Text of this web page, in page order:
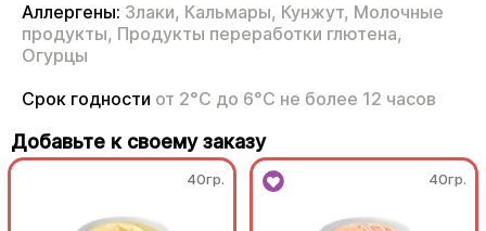
Аллергены: Злаки, Кальмары, Кунжут, Молочные
продукты, Продукты переработки глютена,
Огурцы
Срок годности от 2°С до 6°С не более 12 часов
Добавьте к своему заказу
40гр. 40гр.